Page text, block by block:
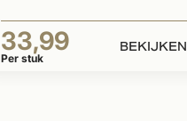
33,99
Per stuk
BEKIJKEN